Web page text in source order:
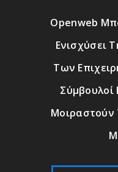
Openweb
Ενισχύσει
Των
Μοιραστούν